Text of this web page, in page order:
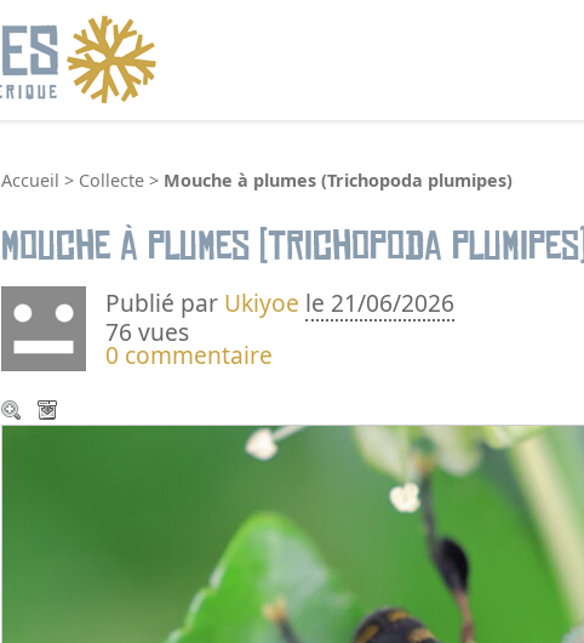
Accueil > Collecte > Mouche à plumes (Trichopoda plumipes)
Mouche à plumes (Trichopoda plumipes)
Publié par Ukiyoe le 21/06/2026
76 vues
0 commentaire